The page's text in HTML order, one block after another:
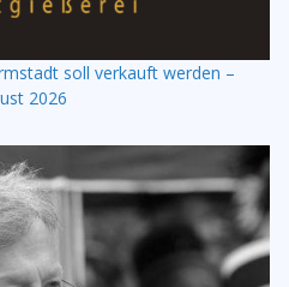
soll verkauft werden –
2026